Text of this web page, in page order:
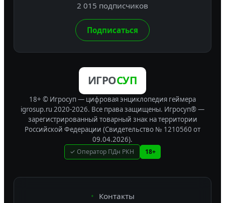
2 015 подписчиков
Подписаться
ИГРОСУП
18+ © Игросуп — цифровая энциклопедия геймера
igrosup.ru 2020-2026. Все права защищены. Игросуп® —
зарегистрированный товарный знак на территории
Российской Федерации (Свидетельство № 1210560 от
09.04.2026).
✓ Оператор ПДн РКН 18+
Контакты